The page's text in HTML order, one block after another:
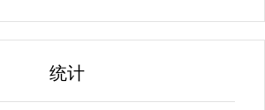
统计